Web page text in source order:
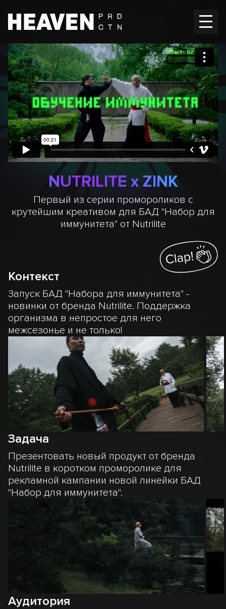
Главная
Работы
Вакансии
Контакты
EnRU
NUTRILITE x ZINK
Первый из серии промороликов с
крутейшим креативом для БАД "Набор для
иммунитета" от Nutrilite
Контекст
Запуск БАД "Набора для иммунитета" -
новинки от бренда Nutrilite. Поддержка
организма в непростое для него
межсезонье и не только!
Задача
Презентовать новый продукт от бренда
Nutrilite в коротком проморолике для
рекламной кампании новой линейки БАД
"Набор для иммунитета".
Аудитория